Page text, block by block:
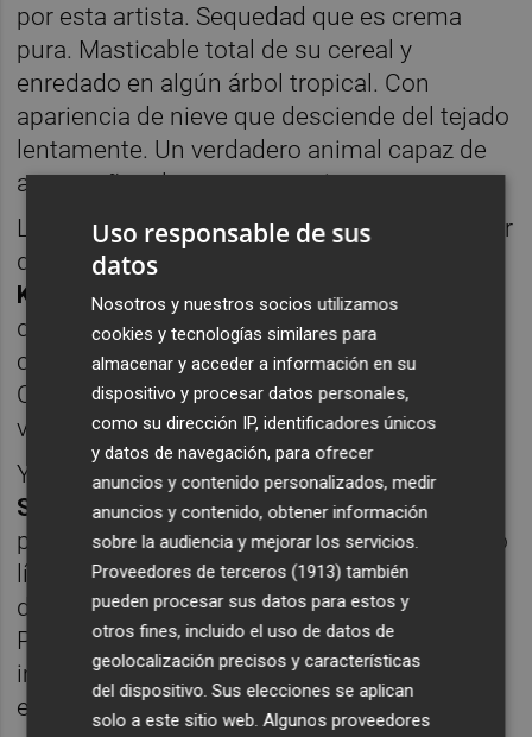
por esta artista. Sequedad que es crema
pura. Masticable total de su cereal y
enredado en algún árbol tropical. Con
apariencia de nieve que desciende del tejado
lentamente. Un verdadero animal capaz de
acompañar al otoro con caviar.
Llegan ahora dos enormes cara a cara y a ver
quién gana la lucha. Y ambos lo hacen. El
Koshu 15 años(Kenbishi) por ser oro puro
de largura sin fin. De bodega centenaria
como lo que aparenta su complejidad.
Olores y sabores de oloroso ajerezado y una
verdadera maravilla con la raya battayaki.
Y le iguala el paso, de otra manera, el
Shirayuki Edo Genshu (Konishi Shuzo). Con
paso por barrica, la edad necesaria y poquito
líquido elemento. Un hombretón con copa
de cognac en mano mirando altanero.
Porque sabe que puede con todo
imponiéndose allá donde vaya, incluso con
el tsukune de wagyu.
Uso responsable de sus
datos
Nosotros y nuestros socios utilizamos
cookies y tecnologías similares para
almacenar y acceder a información en su
dispositivo y procesar datos personales,
como su dirección IP, identificadores únicos
y datos de navegación, para ofrecer
anuncios y contenido personalizados, medir
anuncios y contenido, obtener información
sobre la audiencia y mejorar los servicios.
Proveedores de terceros (1913) también
pueden procesar sus datos para estos y
otros fines, incluido el uso de datos de
geolocalización precisos y características
del dispositivo. Sus elecciones se aplican
solo a este sitio web. Algunos proveedores